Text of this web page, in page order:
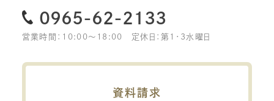
0965-62-2133
営業時間：10:00〜18:00 定休日：第1・3水曜日
資料請求